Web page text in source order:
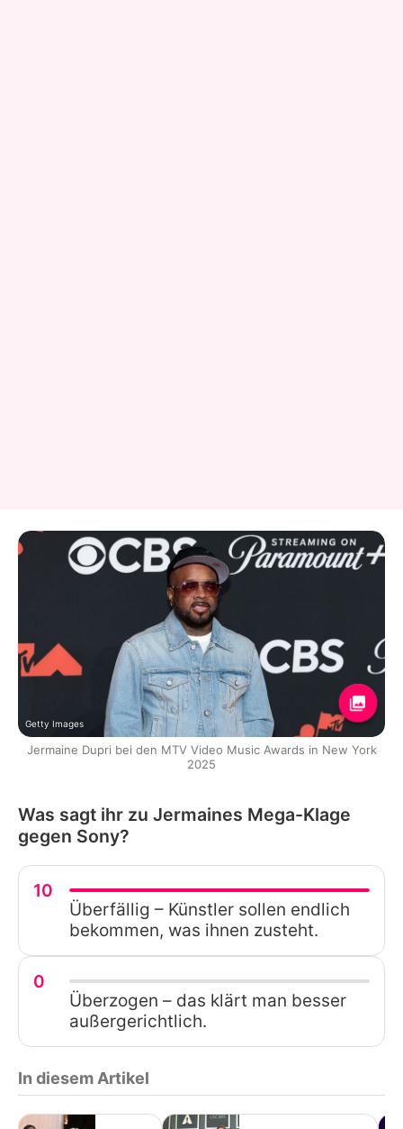
Getty Images
Jermaine Dupri bei den MTV Video Music Awards in New York
2025
Was sagt ihr zu Jermaines Mega-Klage
gegen Sony?
10
Überfällig – Künstler sollen endlich
bekommen, was ihnen zusteht.
0
Überzogen – das klärt man besser
außergerichtlich.
In diesem Artikel